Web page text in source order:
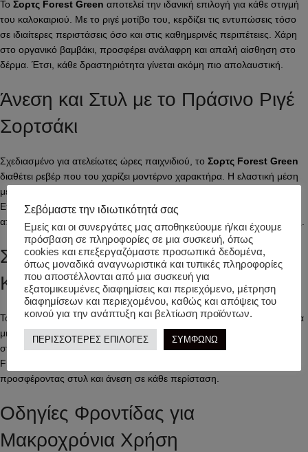
Το Σορτς Forest Green αποτελεί την ιδανική επιλογή για κάθε στιγμή
του καλοκαιριού. Με το ριγέ μοτίβο του, κερδίζει τις εντυπώσεις τόσο
σε ιδιαίτερες περιστάσεις όσο και στις καθημερινές περιπέτειες. Χάρη
στο οργανικό βαμβάκι, προσφέρει ανάλαφρη και απαλή αίσθηση στο
δέρμα. Έτσι, κάθε δραστηριότητα γίνεται ακόμη πιο απολαυστική.
Άνεση και Στυλ με το Πράσινο Ριγέ
Σορτσάκι
Σχεδιασμένο για ατελείωτες ώρες παιχνιδιού, το Σορτς Forest Green
διαθέτει ρεβέρ που του χαρίζει μοντέρνο χαρακτήρα. Η ελαστική μέση
με κορδόνι προσαρμόζεται εύκολα, χαρίζοντας τέλεια εφαρμογή.
Επιπλέον, οι πρακτικές πλαϊνές τσέπες είναι ιδανικές για να
αποθηκεύουν οι μικροί εξερευνητές τους πολύτιμους θησαυρούς τους.
Συνδυάστε το Σορτσάκι για Κομψές
Καλοκαιρινές Εμφανίσεις
Το Σορτς Forest Greenταιριάζει υπέροχα με το ασορτί πουκάμισο για
μια προσεγμένη εμφάνιση σε γιορτές ή εκδρομές. Για πιο χαλαρές
στιγμές, επιλέξτε ένα κοντομάνικο μπλουζάκι από τη συλλογή Forest
Friends. Με απλές κινήσεις, το ντύσιμο γίνεται μοναδικό,
προσφέροντας στυλ και άνεση σε κάθε περίσταση.
Οδηγίες Φροντίδας για
Μακροχρόνια Χρήση
Σεβόμαστε την ιδιωτικότητά σας
Εμείς και οι συνεργάτες μας αποθηκεύουμε ή/και έχουμε
πρόσβαση σε πληροφορίες σε μια συσκευή, όπως
cookies και επεξεργαζόμαστε προσωπικά δεδομένα,
όπως μοναδικά αναγνωριστικά και τυπικές πληροφορίες
που αποστέλλονται από μια συσκευή για
εξατομικευμένες διαφημίσεις και περιεχόμενο, μέτρηση
διαφημίσεων και περιεχομένου, καθώς και απόψεις του
κοινού για την ανάπτυξη και βελτίωση προϊόντων.
ΠΕΡΙΣΣΟΤΕΡΕΣ ΕΠΙΛΟΓΕΣ ΣΥΜΦΩΝΩ